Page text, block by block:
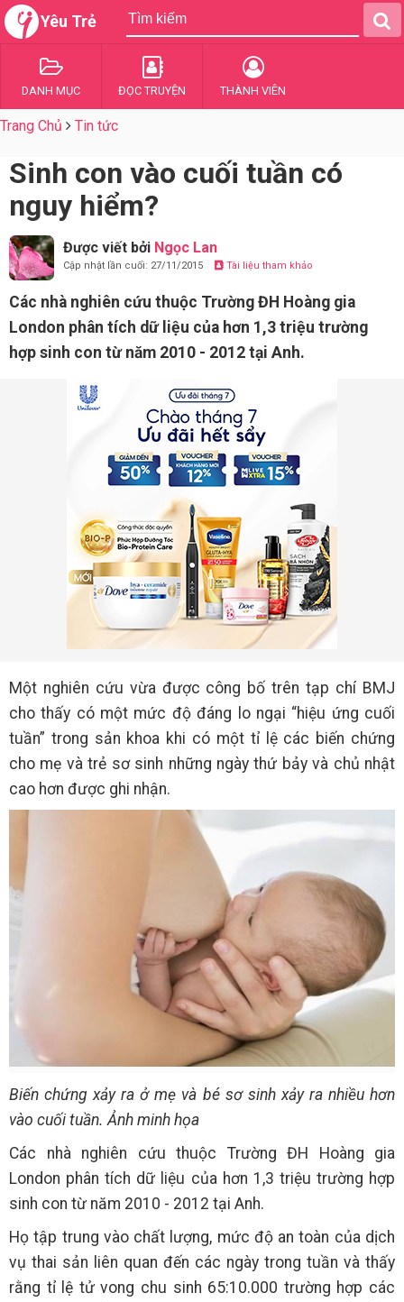
Yêu Trẻ
DANH MỤC ĐỌC TRUYỆN THÀNH VIÊN
Trang Chủ Tin tức
Sinh con vào cuối tuần có
nguy hiểm?
Được viết bởi Ngọc Lan
Cập nhật lần cuối: 27/11/2015 Tài liệu tham khảo
Các nhà nghiên cứu thuộc Trường ĐH Hoàng gia
London phân tích dữ liệu của hơn 1,3 triệu trường
hợp sinh con từ năm 2010 - 2012 tại Anh.
Một nghiên cứu vừa được công bố trên tạp chí BMJ
cho thấy có một mức độ đáng lo ngại “hiệu ứng cuối
tuần” trong sản khoa khi có một tỉ lệ các biến chứng
cho mẹ và trẻ sơ sinh những ngày thứ bảy và chủ nhật
cao hơn được ghi nhận.
Biến chứng xảy ra ở mẹ và bé sơ sinh xảy ra nhiều hơn
vào cuối tuần. Ảnh minh họa
Các nhà nghiên cứu thuộc Trường ĐH Hoàng gia
London phân tích dữ liệu của hơn 1,3 triệu trường hợp
sinh con từ năm 2010 - 2012 tại Anh.
Họ tập trung vào chất lượng, mức độ an toàn của dịch
vụ thai sản liên quan đến các ngày trong tuần và thấy
rằng tỉ lệ tử vong chu sinh 65:10.000 trường hợp các